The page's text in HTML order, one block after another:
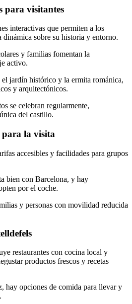
para visitantes
interactivas que permiten a los
dinámica sobre su historia y entorno.
y familias fomentan la
activo.
jardín histórico y la ermita románica,
y arquitectónicos.
se celebran regularmente,
del castillo.
la visita
accesibles y facilidades para grupos
bien con Barcelona, y hay
por el coche.
y personas con movilidad reducida
restaurantes con cocina local y
productos frescos y recetas
hay opciones de comida para llevar y